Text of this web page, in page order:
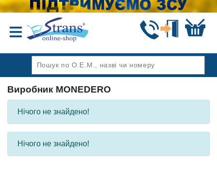
Виробник MONEDERO
Нічого не знайдено!
Нічого не знайдено!